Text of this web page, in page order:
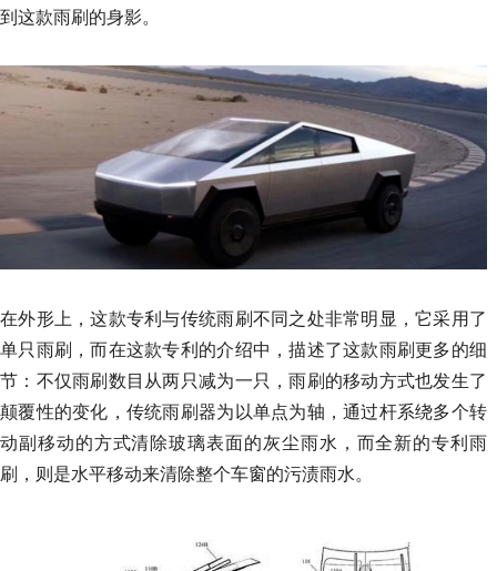
到这款雨刷的身影。
在外形上，这款专利与传统雨刷不同之处非常明显，它采用了
单只雨刷，而在这款专利的介绍中，描述了这款雨刷更多的细
节：不仅雨刷数目从两只减为一只，雨刷的移动方式也发生了
颠覆性的变化，传统雨刷器为以单点为轴，通过杆系绕多个转
动副移动的方式清除玻璃表面的灰尘雨水，而全新的专利雨
刷，则是水平移动来清除整个车窗的污渍雨水。